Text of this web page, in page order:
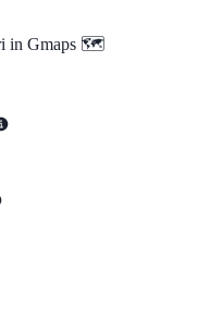
in Gmaps 🗺️